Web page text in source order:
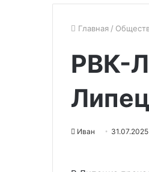
Главная /
РВК-
Иван 31.07.2025